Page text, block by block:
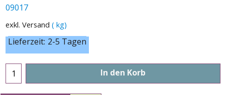
09017
exkl. Versand kg
Lieferzeit: 2-5 Tagen
In den Korb